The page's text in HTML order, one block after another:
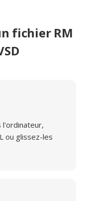
fichier RM
l'ordinateur,
ou glissez-les